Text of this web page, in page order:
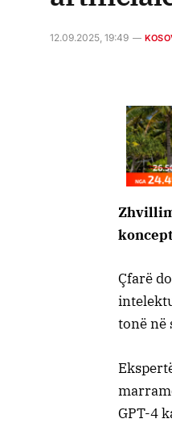
12.09.2025, 19:49
Çfarë
tonë në
GPT-4